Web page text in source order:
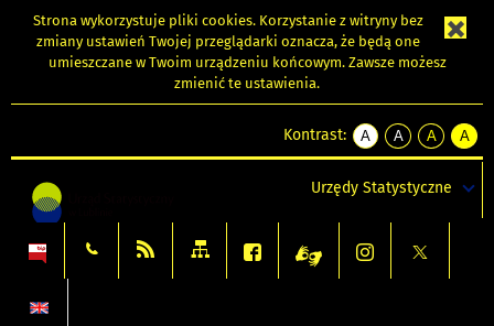
Strona wykorzystuje pliki cookies. Korzystanie z witryny bez
zmiany ustawień Twojej przeglądarki oznacza, że będą one
umieszczane w Twoim urządzeniu końcowym. Zawsze możesz
zmienić te ustawienia.
Kontrast:
A
kontrast
A
kontrast
tekst
czarnym
A
kontrast
tekst
czarnym
A
tekst
żółtym
Urzędy Statystyczne